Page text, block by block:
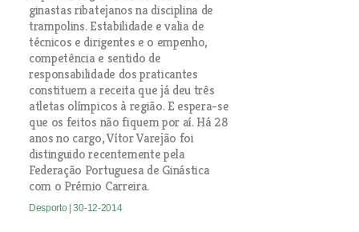
ginastas ribatejanos na disciplina de
trampolins. Estabilidade e valia de
técnicos e dirigentes e o empenho,
competência e sentido de
responsabilidade dos praticantes
constituem a receita que já deu três
atletas olímpicos à região. E espera-se
que os feitos não fiquem por aí. Há 28
anos no cargo, Vítor Varejão foi
distinguido recentemente pela
Federação Portuguesa de Ginástica
com o Prémio Carreira.
Desporto | 30-12-2014